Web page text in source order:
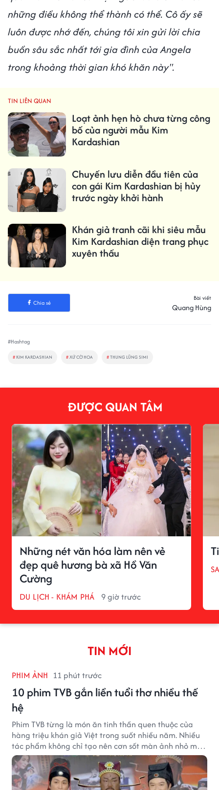
những điều không thể thành có thể. Cô ấy sẽ
luôn được nhớ đến, chúng tôi xin gửi lời chia
buồn sâu sắc nhất tới gia đình của Angela
trong khoảng thời gian khó khăn này".
TIN LIÊN QUAN
Loạt ảnh hẹn hò chưa từng công
bố của người mẫu Kim
Kardashian
Chuyến lưu diễn đầu tiên của
con gái Kim Kardashian bị hủy
trước ngày khởi hành
Khán giả tranh cãi khi siêu mẫu
Kim Kardashian diện trang phục
xuyên thấu
Chia sẻ
Bài viết
Quang Hùng
#Hashtag
# KIM KARDASHIAN #XỨ CỜ HOA #THUNG LŨNG SIMI
ĐƯỢC QUAN TÂM
Những nét văn hóa làm nên vẻ
đẹp quê hương bà xã Hồ Văn
Cường
DU LỊCH - KHÁM PHÁ 9 giờ trước
TIN MỚI
PHIM ẢNH 11 phút trước
10 phim TVB gắn liền tuổi thơ nhiều thế
hệ
Phim TVB từng là món ăn tinh thần quen thuộc của
hàng triệu khán giả Việt trong suốt nhiều năm. Nhiều
tác phẩm không chỉ tạo nên cơn sốt màn ảnh nhỏ mà
còn trở thành ký ức khó quên của cả một thế hệ.